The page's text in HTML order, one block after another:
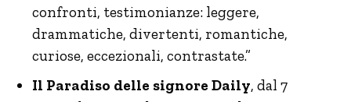
confronti, testimonianze: leggere,
drammatiche, divertenti, romantiche,
curiose, eccezionali, contrastate.”
Il Paradiso delle signore Daily, dal 7